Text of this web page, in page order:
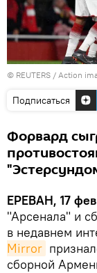
© REUTERS / Action
Подписаться
Форвард
ЕРЕВАН, 17
"Арсенала" и
в недавнем
Mirror
сборной